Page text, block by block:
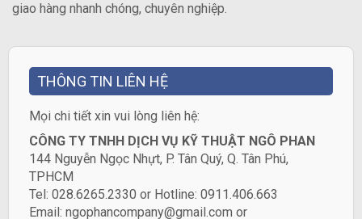
giao hàng nhanh chóng, chuyên nghiệp.
THÔNG TIN LIÊN HỆ
​Mọi chi tiết xin vui lòng liên hệ:
CÔNG TY TNHH DỊCH VỤ KỸ THUẬT NGÔ PHAN
144 Nguyễn Ngọc Nhựt, P. Tân Quý, Q. Tân Phú,
TPHCM
Tel: 028.6265.2330 or Hotline: 0911.406.663
Email: ngophancompany@gmail.com or